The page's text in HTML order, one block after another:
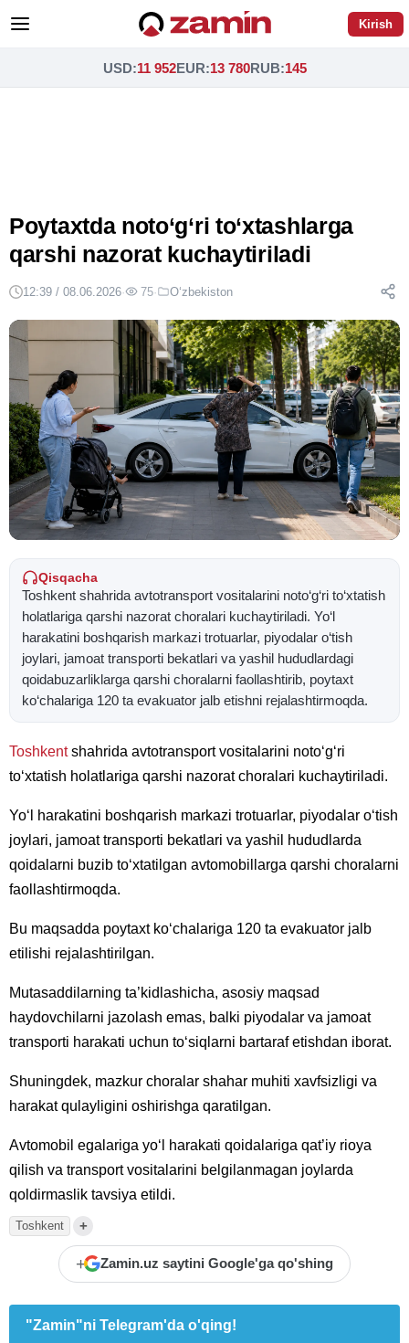
Kirish
USD:11 952EUR:13 780RUB:145
Poytaxtda noto‘g‘ri to‘xtashlarga
qarshi nazorat kuchaytiriladi
12:39 / 08.06.2026· 75· O‘zbekiston
Qisqacha
Toshkent shahrida avtotransport vositalarini noto‘g‘ri to‘xtatish
holatlariga qarshi nazorat choralari kuchaytiriladi. Yo‘l
harakatini boshqarish markazi trotuarlar, piyodalar o‘tish
joylari, jamoat transporti bekatlari va yashil hududlardagi
qoidabuzarliklarga qarshi choralarni faollashtirib, poytaxt
ko‘chalariga 120 ta evakuator jalb etishni rejalashtirmoqda.
Toshkentshahrida avtotransport vositalarini noto‘g‘ri
to‘xtatish holatlariga qarshi nazorat choralari kuchaytiriladi.
Yo‘l harakatini boshqarish markazi trotuarlar, piyodalar o‘tish
joylari, jamoat transporti bekatlari va yashil hududlarda
qoidalarni buzib to‘xtatilgan avtomobillarga qarshi choralarni
faollashtirmoqda.
Bu maqsadda poytaxt ko‘chalariga 120 ta evakuator jalb
etilishi rejalashtirilgan.
Mutasaddilarning ta’kidlashicha, asosiy maqsad
haydovchilarni jazolash emas, balki piyodalar va jamoat
transporti harakati uchun to‘siqlarni bartaraf etishdan iborat.
Shuningdek, mazkur choralar shahar muhiti xavfsizligi va
harakat qulayligini oshirishga qaratilgan.
Avtomobil egalariga yo‘l harakati qoidalariga qat’iy rioya
qilish va transport vositalarini belgilanmagan joylarda
qoldirmaslik tavsiya etildi.
Toshkent +
+ Zamin.uz saytini Google'ga qo'shing
"Zamin"ni Telegram'da o'qing!